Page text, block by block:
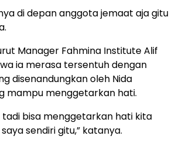
di depan anggota jemaat aja gitu
Manager Fahmina Institute Alif
ia merasa tersentuh dengan
disenandungkan oleh Nida
mampu menggetarkan hati.
tadi bisa menggetarkan hati kita
sendiri gitu,” katanya.